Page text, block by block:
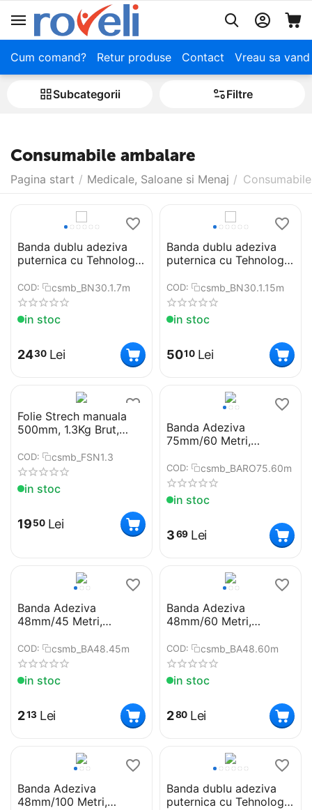
Cum comand? Retur produse Contact Vreau sa
Subcategorii Filtre
Consumabile ambalare
Pagina start / Medicale, Saloane si Menaj /
Banda dublu adeziva
puternica cu Tehnologie
Grosime 1mm, Latime
30 mm, Transparenta,
Siliconica, Rezistenta la
apa, Reutilizabila
COD: csmb_BN30.1.7m
in stoc
2430 Lei
Banda dublu adeziva
puternica cu Tehnologie
Grosime 1mm, Latime
30 mm, Transparenta,
Siliconica, Rezistenta la
apa, Reutilizabila
COD: csmb_BN30.1.15m
in stoc
5010 Lei
Folie Strech manuala
500mm, 1.3Kg Brut,
COD: csmb_FSN1.3
in stoc
1950 Lei
Banda Adeziva
75mm/60 Metri,
COD: csmb_BARO75.60m
in stoc
369 Lei
Banda Adeziva
48mm/45 Metri,
COD: csmb_BA48.45m
in stoc
213 Lei
Banda Adeziva
48mm/60 Metri,
COD: csmb_BA48.60m
in stoc
280 Lei
Banda Adeziva
48mm/100 Metri,
Banda dublu adeziva
puternica cu Tehnologie